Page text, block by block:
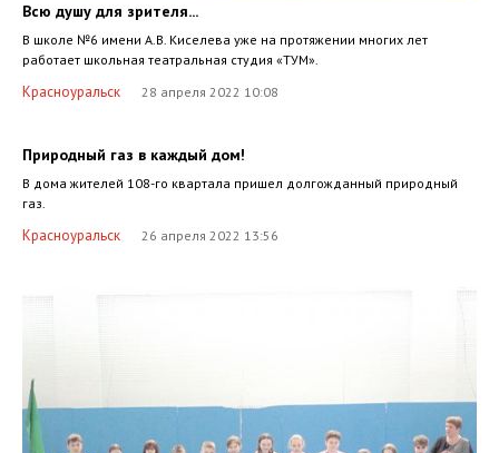
Всю душу для зрителя...
В школе №6 имени А.В. Киселева уже на протяжении многих лет
работает школьная театральная студия «ТУМ».
Красноуральск 28 апреля 2022 10:08
Природный газ в каждый дом!
В дома жителей 108-го квартала пришел долгожданный природный
газ.
Красноуральск 26 апреля 2022 13:56